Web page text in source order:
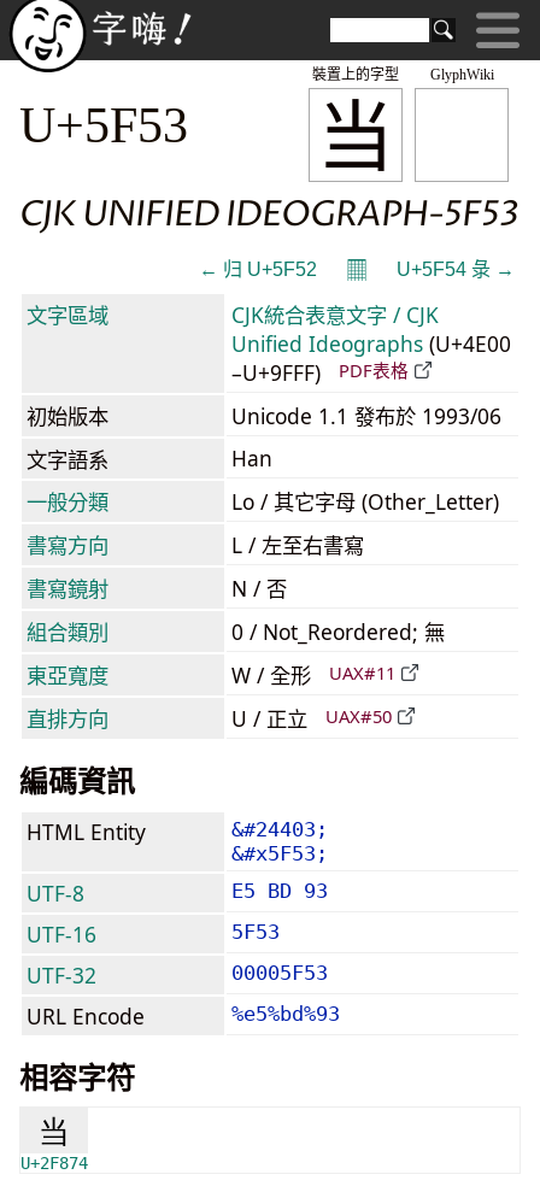
GlyphWiki
当
裝置上的字型
U+5F53
CJK UNIFIED IDEOGRAPH-5F53
← 归 U+5F52 𝄜 U+5F54 彔 →
文字區域
CJK統合表意文字 / CJK
Unified Ideographs (U+4E00
–U+9FFF)
PDF表格
初始版本
Unicode 1.1 發布於 1993/06
文字語系
Han
一般分類
Lo / 其它字母 (Other_Letter)
書寫方向
L / 左至右書寫
書寫鏡射
N / 否
組合類別
0 / Not_Reordered; 無
東亞寬度
W / 全形 UAX#11
直排方向 U / 正立 UAX#50
編碼資訊
HTML Entity
&#24403;
&#x5F53;
UTF-8 E5 BD 93
UTF-16 5F53
UTF-32 00005F53
URL Encode %e5%bd%93
相容字符
当
U+2F874